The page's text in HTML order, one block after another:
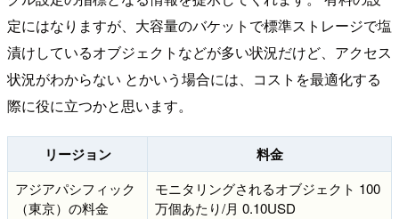
定にはなりますが、大容量のバケットで標準ストレージで塩
漬けしているオブジェクトなどが多い状況だけど、アクセス
状況がわからない とかいう場合には、コストを最適化する
際に役に立つかと思います。
リージョン 料金
アジアパシフィック
（東京）の料金
モニタリングされるオブジェクト 100
万個あたり/月 0.10USD